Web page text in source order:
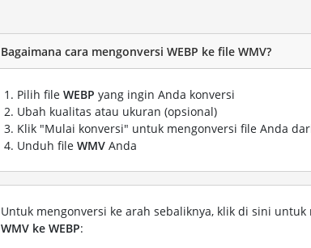
Bagaimana cara mengonversi WEBP ke file WMV?
Pilih file WEBP yang ingin Anda konversi
Ubah kualitas atau ukuran (opsional)
Klik "Mulai konversi" untuk mengonversi file Anda
Unduh file WMV Anda
Untuk mengonversi ke arah sebaliknya, klik di sini
WMV ke WEBP: